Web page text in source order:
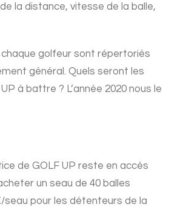
la distance, vitesse de la balle,
chaque golfeur sont répertoriés
général. Quels seront les
à battre ? L’année 2020 nous le
de GOLF UP reste en accès
un seau de 40 balles
seau pour les détenteurs de la